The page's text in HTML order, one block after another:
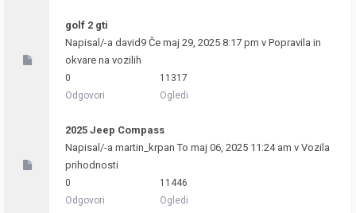
golf 2 gti
Napisal/-a david9 Če maj 29, 2025 8:17 pm v Popravila in
okvare na vozilih
0
Odgovori
11317
Ogledi
2025 Jeep Compass
Napisal/-a martin_krpan To maj 06, 2025 11:24 am v Vozila
prihodnosti
0
Odgovori
11446
Ogledi